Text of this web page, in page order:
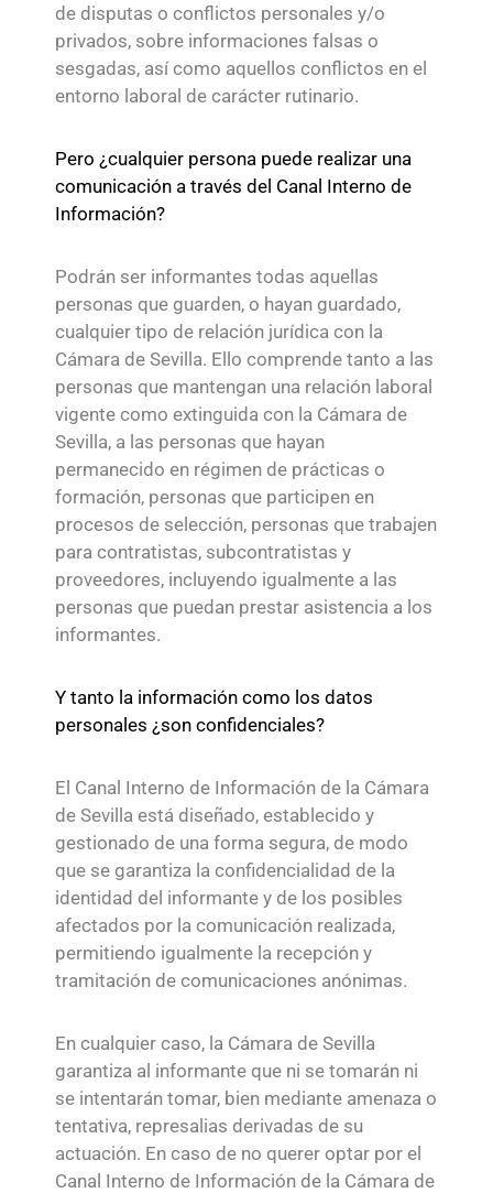
de disputas o conflictos personales y/o
privados, sobre informaciones falsas o
sesgadas, así como aquellos conflictos en el
entorno laboral de carácter rutinario.
Pero ¿cualquier persona puede realizar una
comunicación a través del Canal Interno de
Información?
Podrán ser informantes todas aquellas
personas que guarden, o hayan guardado,
cualquier tipo de relación jurídica con la
Cámara de Sevilla. Ello comprende tanto a las
personas que mantengan una relación laboral
vigente como extinguida con la Cámara de
Sevilla, a las personas que hayan
permanecido en régimen de prácticas o
formación, personas que participen en
procesos de selección, personas que trabajen
para contratistas, subcontratistas y
proveedores, incluyendo igualmente a las
personas que puedan prestar asistencia a los
informantes.
Y tanto la información como los datos
personales ¿son confidenciales?
El Canal Interno de Información de la Cámara
de Sevilla está diseñado, establecido y
gestionado de una forma segura, de modo
que se garantiza la confidencialidad de la
identidad del informante y de los posibles
afectados por la comunicación realizada,
permitiendo igualmente la recepción y
tramitación de comunicaciones anónimas.
En cualquier caso, la Cámara de Sevilla
garantiza al informante que ni se tomarán ni
se intentarán tomar, bien mediante amenaza o
tentativa, represalias derivadas de su
actuación. En caso de no querer optar por el
Canal Interno de Información de la Cámara de